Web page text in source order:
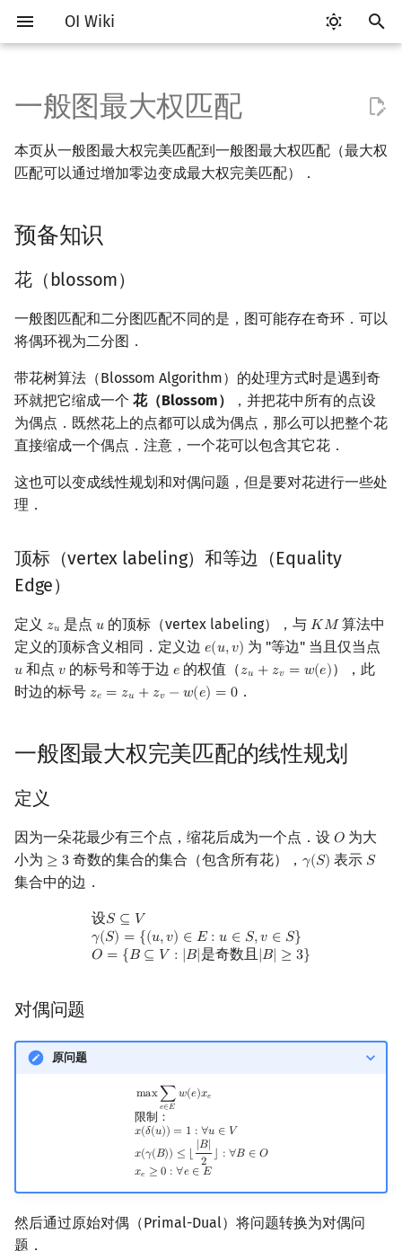
OI Wiki
开
Getting Started
关于本项目
数学符号表
F.A.Q.
镜像站列表
致谢
比赛相关简介
赛事
OI 赛事与赛制
ICPC/CCPC 赛事与赛制
题型概述
交互题
技巧
读入、输出优化
分段打表
出题
工具软件简介
代码编辑工具
Vim
Emacs
Kate
Dev-C++
CLion
Xcode
Sublime Text
CP Editor
Code::Blocks
评测工具简介
Arbiter
编译器
WSL (Windows 10)
Special Judge
Testlib
Testlib 简介
通用
OJ 工具
Git
语言基础简介
C++ 基础
Hello, World!
C++ 语法基础
函数
文件操作
C++ 标准库简介
STL 容器
类
命名空间
新版 C++ 特性
Lambda 表达式
pb_ds
Pascal 转 C++ 急救
Python 速成
Java 速成
Java 进阶
算法基础简介
复杂度
复杂度简介
均摊复杂度
贪心
排序
排序简介
选择排序
快速排序
归并排序
堆排序
希尔排序
Tim 排序
排序相关 STL
排序应用
前缀和 & 差分
二分
构造
搜索部分简介
DFS（搜索）
A*
迭代加深搜索
IDA*
回溯法
Alpha–Beta 剪枝
动态规划部分简介
动态规划基础
DAG 上的 DP
树形 DP
状压 DP
数位 DP
计数 DP
概率 DP
DP 套 DP
DP 优化简介
单调队列/单调栈优化
状态设计优化
字符串部分简介
字符串基础
字典树 (Trie)
前缀函数与 KMP 算法
Boyer–Moore 算法
Z 函数（扩展 KMP）
后缀数组 (SA)
后缀数组简介
最优原地后缀排序算法
后缀平衡树
广义后缀自动机
回文树
序列自动机
Lyndon 分解
Main–Lorentz 算法
数学部分简介
布尔代数
数字系统简介
进位制
高精度计算
快速幂
置换和排列
弧度制与坐标系
数论
数论基础
模算术简介
分解质因数
裴蜀定理 & 一次不定方程
费马小定理 & 欧拉定理
线性同余方程
升幂引理
阶乘取模
卢卡斯定理
二次剩余
阶 & 原根
高次剩余 & 单位根
狄利克雷卷积
杜教筛
Min_25 筛
多项式与生成函数简介
代数基本定理
多项式牛顿迭代
多项式多点求值|快速插值
多项式初等函数
多项式平移|连续点值平移
Lagrange 反演
形式幂级数复合|复合逆
普通生成函数
组合数学
排列组合
抽屉原理
斯特林数
贝尔数
伯努利数
Eulerian Number
范德蒙德卷积
Pólya 计数
图论计数
线性代数
线性代数简介
向量
线性空间
线性基
线性映射
对角化
线性规划基础
单纯形法
基本概念
群论
概率论
基本概念
条件概率与独立性
博弈论
博弈论简介
公平组合游戏
插值
数值积分
杨氏矩阵
拟阵
Berlekamp–Massey 算法
数据结构部分简介
栈
并查集
并查集
并查集复杂度
堆
堆简介
二叉堆
块状数据结构
分块思想
块状数组
单调栈
ST 表
线段树
线段树基础
线段树合并 & 分裂
值
划分树
二叉搜索树 & 平衡树
二叉搜索树 & 平衡树
Treap
Size Balanced Tree
AVL 树
红黑树
AA 树
可持久化数据结构
可持久化数据结构简介
可持久化线段树
树套树
线段树套线段树
平衡树套线段树
Link Cut Tree
全局平衡二叉树
析合树
PQ 树
树基础
树的直径
树链剖分
树上启发式合并
虚树
树分治
AHU 算法
树上随机游走
最短路
差分约束
最小生成树
最小树形图
强连通分量
双连通分量
网络流简介
最大流
Stoer–Wagner 算法
预备知识
花（blossom）
等边（Equality Edge）
一般图最大权完美匹配的线性
定义
对偶问题
处理花的问题
算法的四个步骤
找不到等边扩充
调整 VERTEX LABELING
参考代码
复杂度分析
计算几何部分简介
二维计算几何基础
三角剖分
凸包
扫描线
旋转卡壳
平面最近点对
反演变换
计算几何杂项
杂项简介
离散化
离线算法简介
CDQ 分治
随机化
随机函数
随机化技巧
悬线法
有限状态自动机
计算理论基础
约瑟夫问题
在一台机器上规划任务
主元素问题
Garsia–Wachs 算法
Kahan 求和
珂朵莉树/颜色段均摊
空间优化简介
并查集应用
一般图最大权匹配
本页从一般图最大权完美匹配到一般图最大权匹配（最大权
匹配可以通过增加零边变成最大权完美匹配）．
预备知识
花（blossom）
一般图匹配和二分图匹配不同的是，图可能存在奇环．可以
将偶环视为二分图．
带花树算法（Blossom Algorithm）的处理方式时是遇到奇
环就把它缩成一个 花（Blossom）
，并把花中所有的点设
为偶点．既然花上的点都可以成为偶点，那么可以把整个花
直接缩成一个偶点．注意，一个花可以包含其它花．
这也可以变成线性规划和对偶问题，但是要对花进行一些处
理．
顶标（vertex labeling）和等边（Equality
Edge）
定义 𝑧𝑢
zu 是点𝑢
u 的顶标（vertex labeling），与𝐾𝑀
KM 算法中
定义的顶标含义相同．定义边 𝑒(𝑢,𝑣)
e(u,v) 为 "等边" 当且仅当点
𝑢
u 和点𝑣
v的标号和等于边 𝑒
e 的权值（𝑧𝑢 +𝑧𝑣 = 𝑤(𝑒)
zu +z v=w(e)
），此
时边的标号 𝑧𝑒 = 𝑧𝑢 +𝑧𝑣 −𝑤(𝑒) = 0
ze =z u+z v−w( e) =0 ．
一般图最大权完美匹配的线性规划
定义
因为一朵花最少有三个点，缩花后成为一个点．设 𝑂
O 为大
小为 ≥ 3
≥3 奇数的集合的集合（包含所有花）， 𝛾(𝑆)
γ(S) 表示 𝑆
S
集合中的边．
设𝑆 ⊆ 𝑉
𝛾(𝑆) = {(𝑢,𝑣) ∈ 𝐸 : 𝑢 ∈ 𝑆,𝑣 ∈ 𝑆}
𝑂 = {𝐵 ⊆ 𝑉 : |𝐵|是奇数且|𝐵| ≥ 3}
={(u,v)∈E
对偶问题
原问题
max∑
𝑒∈𝐸
𝑤(𝑒)𝑥𝑒
限制：
𝑥(𝛿(𝑢)) = 1 : ∀𝑢 ∈ 𝑉
𝑥(𝛾(𝐵)) ≤ ⌊ |𝐵|
2 ⌋ : ∀𝐵 ∈ 𝑂
𝑥𝑒 ≥ 0 : ∀𝑒 ∈ 𝐸
限制：x(δ (u )=1:∀u∈
然后通过原始对偶（Primal-Dual）将问题转换为对偶问
题．